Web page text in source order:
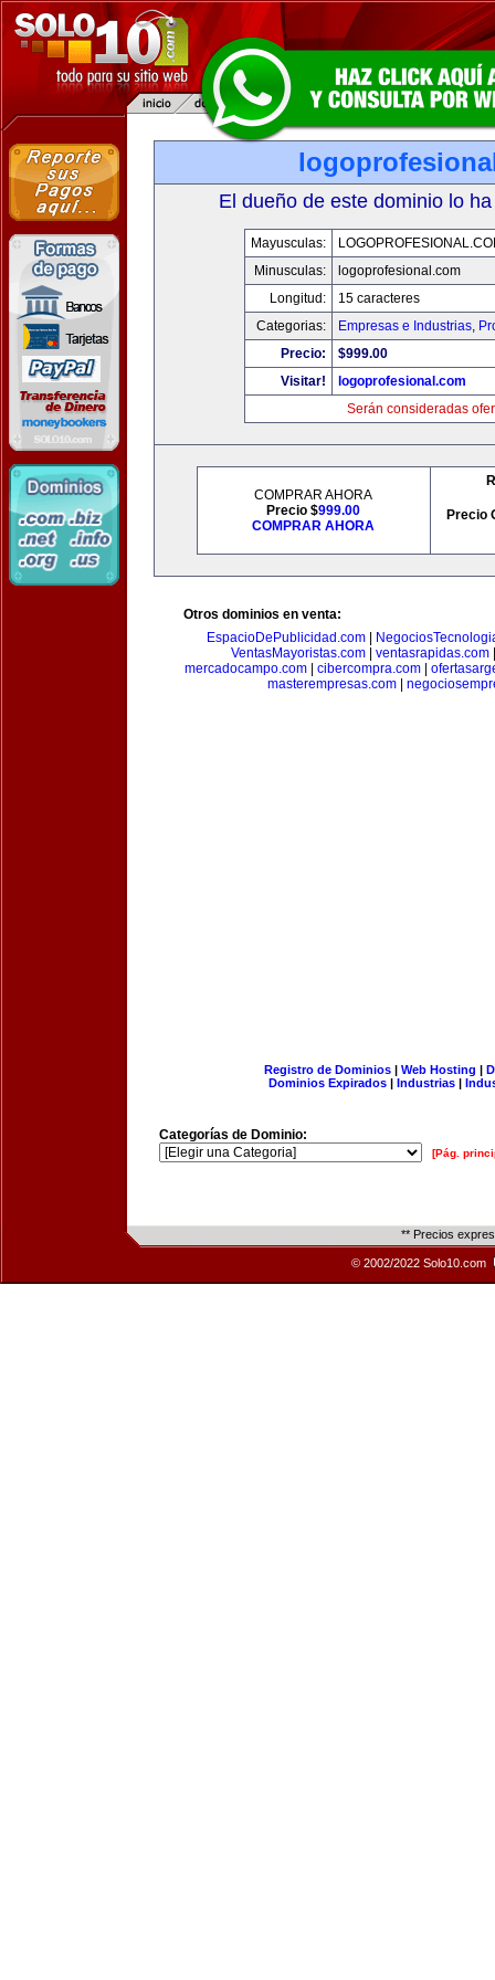
El dueño de este dominio lo
Mayusculas:
Minusculas:
logoprofesional.com
Longitud:
15 caracteres
Categorias:
Empresas e Industrias,
Precio:
$999.00
Visitar!
logoprofesional.com
Serán consideradas
COMPRAR AHORA
Precio $999.00
COMPRAR AHORA
Precio
Otros dominios en venta:
EspacioDePublicidad.com|
VentasMayoristas.com
ventasrapidas.com
mercadocampo.com
cibercompra.com
masterempresas.com|
Registro de Dominios| Web Hosting |
Dominios Expirados | Industrias |
Categorías de Dominio:
[Pág.
** Precios
© 2002/2022 Solo10.com